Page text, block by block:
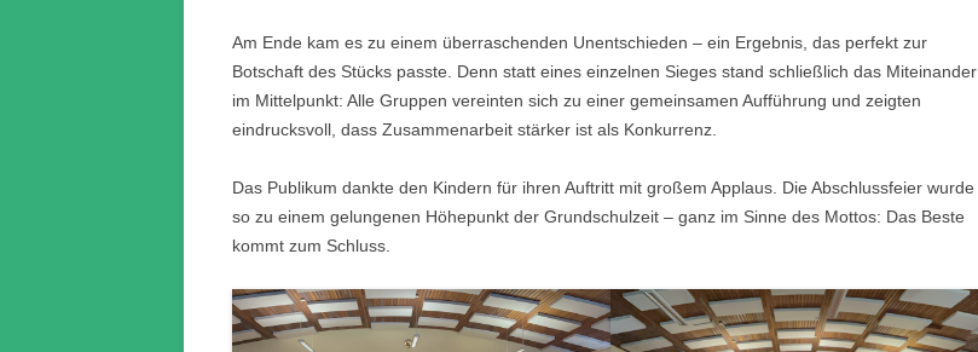
Am Ende kam es zu einem überraschenden Unentschieden – ein Ergebnis, das perfekt zur
Botschaft des Stücks passte. Denn statt eines einzelnen Sieges stand schließlich das Miteinander
im Mittelpunkt: Alle Gruppen vereinten sich zu einer gemeinsamen Aufführung und zeigten
eindrucksvoll, dass Zusammenarbeit stärker ist als Konkurrenz.
Das Publikum dankte den Kindern für ihren Auftritt mit großem Applaus. Die Abschlussfeier wurde
so zu einem gelungenen Höhepunkt der Grundschulzeit – ganz im Sinne des Mottos: Das Beste
kommt zum Schluss.